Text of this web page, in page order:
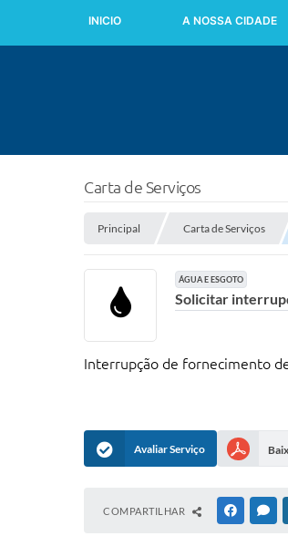
INICIO A NOSSA CIDADE
Carta de Serviços
Principal Carta de Serviços
ÁGUA E ESGOTO
Solicitar
Interrupção de fornecimento
Avaliar Serviço
COMPARTILHAR